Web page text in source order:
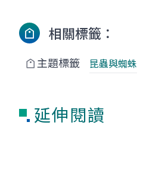
相關標籤：
主題標籤 昆蟲與蜘蛛
延伸閱讀